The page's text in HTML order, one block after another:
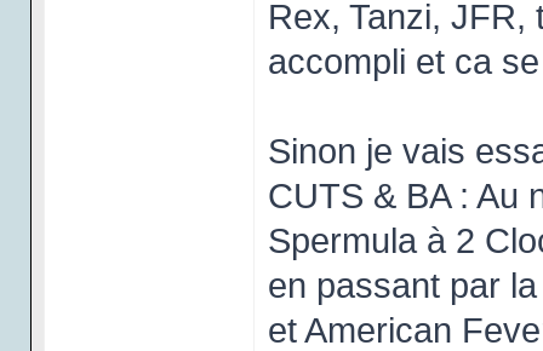
Rex, Tanzi, JFR,
accompli et ca
Sinon je vais
CUTS & BA : Au
Spermula à 2
en passant par
et American